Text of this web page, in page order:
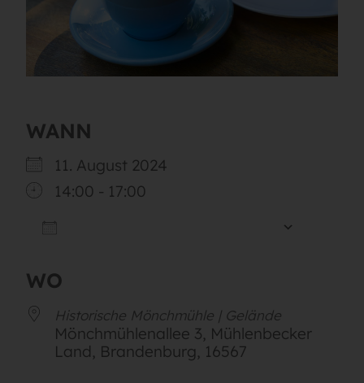
WANN
11. August 2024
14:00 - 17:00
WO
Historische Mönchmühle | Gelände
Mönchmühlenallee 3, Mühlenbecker
Land, Brandenburg, 16567